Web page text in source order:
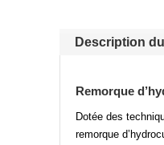
Description
Remorque
Dotée des
remorque